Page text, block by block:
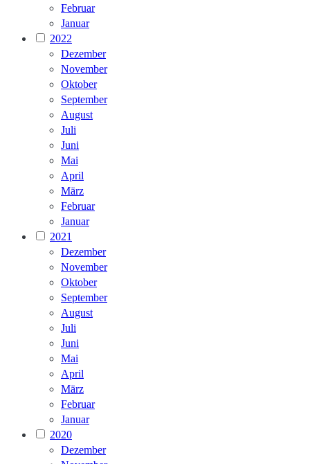
Februar
Januar
2022
Dezember
November
Oktober
September
August
Juli
Juni
Mai
April
März
Februar
Januar
2021
Dezember
November
Oktober
September
August
Juli
Juni
Mai
April
März
Februar
Januar
2020
Dezember